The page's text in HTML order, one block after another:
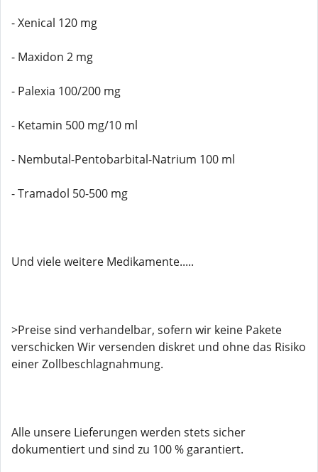
- Xenical 120 mg
- Maxidon 2 mg
- Palexia 100/200 mg
- Ketamin 500 mg/10 ml
- Nembutal-Pentobarbital-Natrium 100 ml
- Tramadol 50-500 mg
Und viele weitere Medikamente.....
>Preise sind verhandelbar, sofern wir keine Pakete
verschicken Wir versenden diskret und ohne das Risiko
einer Zollbeschlagnahmung.
Alle unsere Lieferungen werden stets sicher
dokumentiert und sind zu 100 % garantiert.